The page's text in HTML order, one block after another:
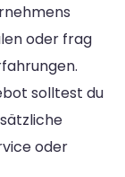
oder frag
solltest du
oder